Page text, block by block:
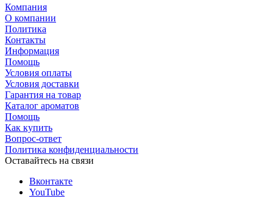
Компания
О компании
Политика
Контакты
Информация
Помощь
Условия оплаты
Условия доставки
Гарантия на товар
Каталог ароматов
Помощь
Как купить
Вопрос-ответ
Политика конфиденциальности
Оставайтесь на связи
Вконтакте
YouTube